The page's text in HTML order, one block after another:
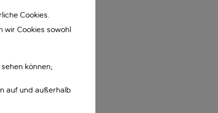
Cookies.
wir Cookies sowohl
können;
auf und außerhalb